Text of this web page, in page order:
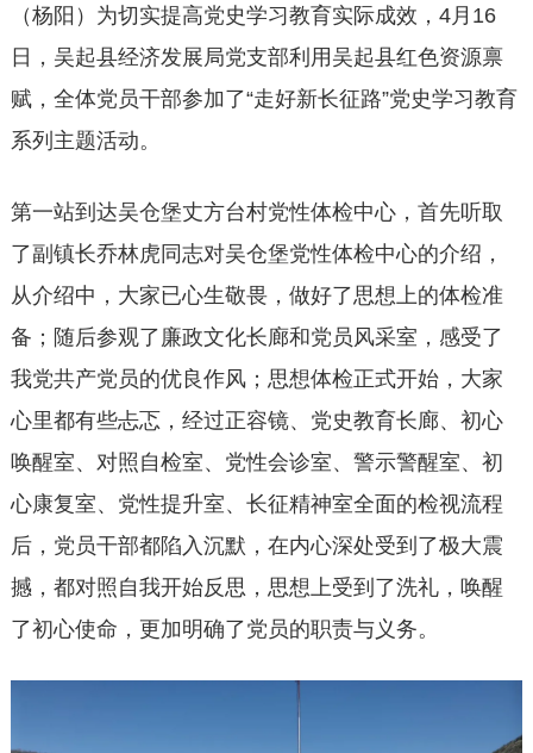
（杨阳）为切实提高党史学习教育实际成效，4月16
日，吴起县经济发展局党支部利用吴起县红色资源禀
赋，全体党员干部参加了“走好新长征路”党史学习教育
系列主题活动。
第一站到达吴仓堡丈方台村党性体检中心，首先听取
了副镇长乔林虎同志对吴仓堡党性体检中心的介绍，
从介绍中，大家已心生敬畏，做好了思想上的体检准
备；随后参观了廉政文化长廊和党员风采室，感受了
我党共产党员的优良作风；思想体检正式开始，大家
心里都有些忐忑，经过正容镜、党史教育长廊、初心
唤醒室、对照自检室、党性会诊室、警示警醒室、初
心康复室、党性提升室、长征精神室全面的检视流程
后，党员干部都陷入沉默，在内心深处受到了极大震
撼，都对照自我开始反思，思想上受到了洗礼，唤醒
了初心使命，更加明确了党员的职责与义务。